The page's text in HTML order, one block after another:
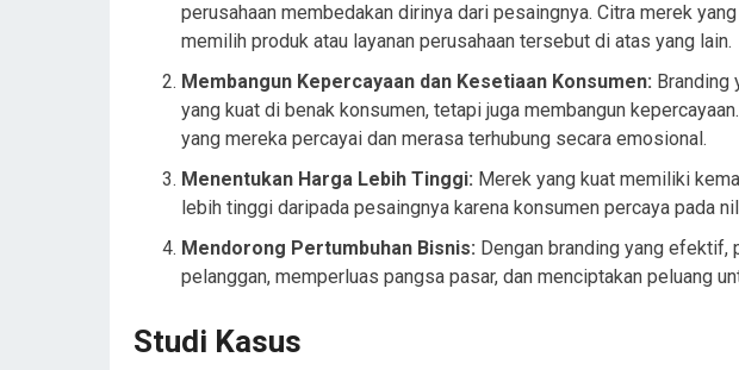
perusahaan membedakan dirinya dari pesaingnya. Citra merek
memilih produk atau layanan perusahaan tersebut di atas yang lain.
Membangun Kepercayaan dan Kesetiaan Konsumen: Branding
yang kuat di benak konsumen, tetapi juga membangun
yang mereka percayai dan merasa terhubung secara emosional.
Menentukan Harga Lebih Tinggi: Merek yang kuat memiliki
lebih tinggi daripada pesaingnya karena konsumen percaya pada
Mendorong Pertumbuhan Bisnis: Dengan branding yang efektif,
pelanggan, memperluas pangsa pasar, dan menciptakan peluang
Studi Kasus